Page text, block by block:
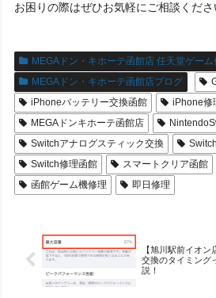
お困りの際はぜひお気軽にご相談くださ
MEGAドン・キホーテ函館店 任天堂ゲー
MEGAドン・キホーテ函館店ブログ
iPhoneバッテリー交換函館
iPhone修
MEGAドンキホーテ函館店
Switchアナログスティック交換
Switch修理函館
スマートクリア函館
函館ゲーム機修理
即日修理
【旭川駅前イオン
交換のタイミング
説！